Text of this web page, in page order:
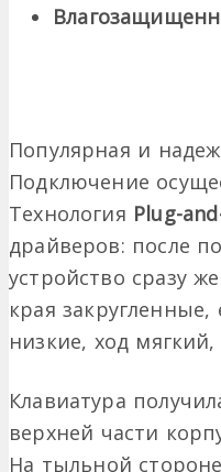
Популярная и
Подключение
Технология Plug-
драйверов: после
устройство сразу
края
низкие, ход
Клавиатура
верхней части
На тыльной